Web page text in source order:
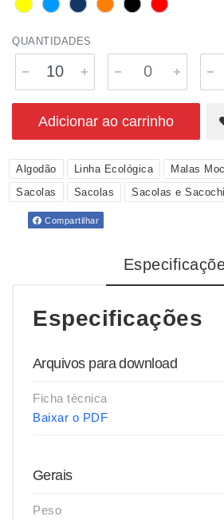
QUANTIDADES
Adicionar ao carrinho
Algodão Linha Ecológica Malas
Sacolas
Sacolas Sacolas e
Compartilhar
Especificações
Arquivos para download
Ficha técnica
Baixar o PDF
Gerais
Peso